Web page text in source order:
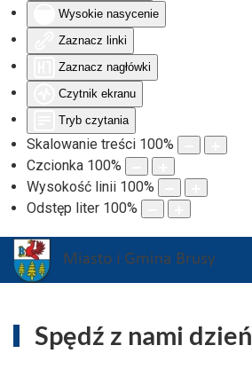
Wysokie nasycenie
Zaznacz linki
Zaznacz nagłówki
Czytnik ekranu
Tryb czytania
Skalowanie treści 100%
Czcionka 100%
Wysokość linii 100%
Odstęp liter 100%
Spędź z nami dzień